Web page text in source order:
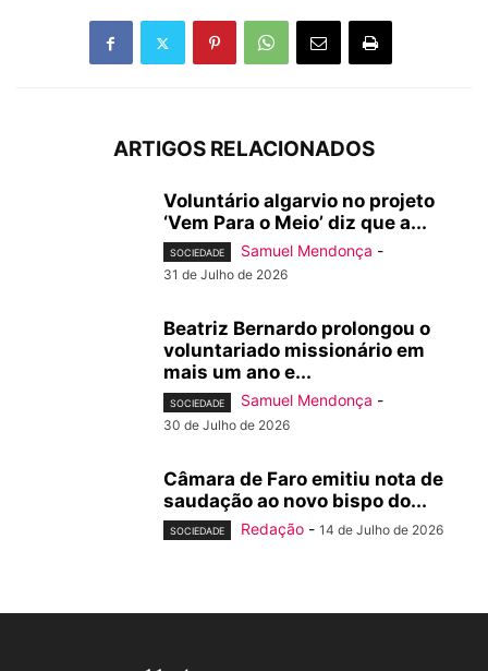
ARTIGOS RELACIONADOS
Voluntário algarvio no projeto
‘Vem Para o Meio’ diz que a...
SOCIEDADE Samuel Mendonça -
31 de Julho de 2026
Beatriz Bernardo prolongou o
voluntariado missionário em
mais um ano e...
SOCIEDADE Samuel Mendonça -
30 de Julho de 2026
Câmara de Faro emitiu nota de
saudação ao novo bispo do...
SOCIEDADE Redação - 14 de Julho de 2026